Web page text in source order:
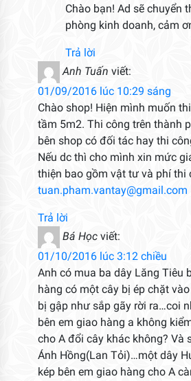
Chào bạn! Ad sẽ chuyển
phòng kinh doanh, cảm
Trả lời
Anh Tuấn viết:
01/09/2016 lúc 10:29 sáng
Chào shop! Hiện mình muốn
tầm 5m2. Thi công trên thành
bên shop có đối tác hay thi
Nếu dc thì cho mình xin mức
thiện bao gồm vật tư và phí thi
tuan.pham.vantay@gmail.com
Trả lời
Bá Học viết:
01/10/2016 lúc 3:12 chiều
Anh có mua ba dây Lăng Tiêu
hàng có một cây bị ép chặt
bị gập như sắp gãy rời ra…coi
bên em giao hàng a không
cho A đổi cây khác không? Và
Ánh Hồng(Lan Tỏi)…một dây
kép bên em giao hàng cho A